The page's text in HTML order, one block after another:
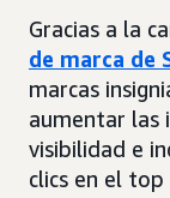
Gracias a la
de marca de
marcas
aumentar las
visibilidad e
clics en el top